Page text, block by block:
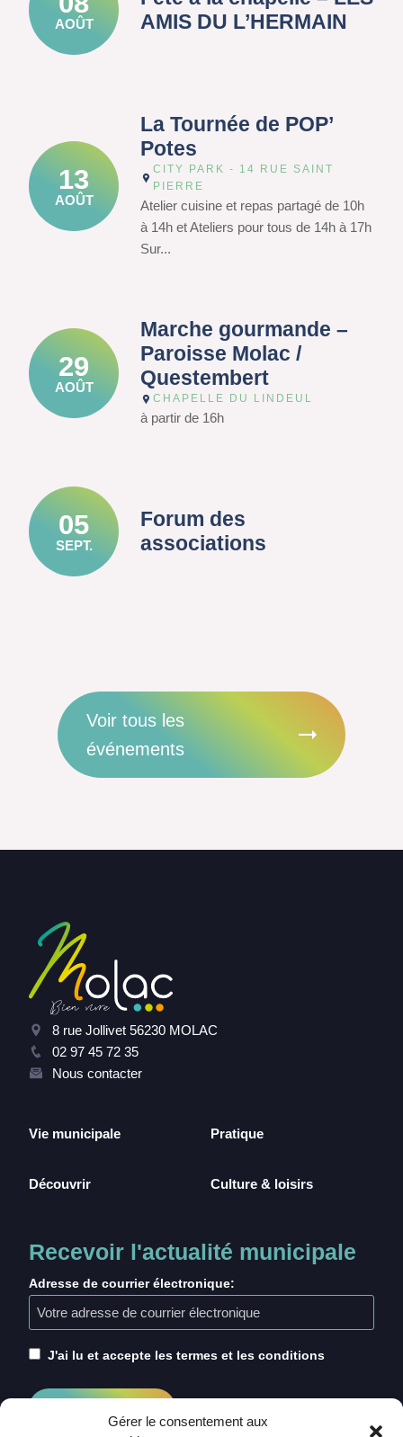
Gérer le consentement aux
AOÛT
AMIS DU L’HERMAIN
13
AOÛT
La Tournée de POP’
Potes
CITY PARK - 14 RUE SAINT
PIERRE
Atelier cuisine et repas partagé de 10h
à 14h et Ateliers pour tous de 14h à 17h
Sur...
29
AOÛT
Marche gourmande –
Paroisse Molac /
Questembert
CHAPELLE DU LINDEUL
à partir de 16h
05
SEPT.
Forum des
associations
Voir tous les
événements
8 rue Jollivet 56230 MOLAC
02 97 45 72 35
Nous contacter
Vie municipale
Découvrir
Pratique
Culture & loisirs
Recevoir l'actualité municipale
Adresse de courrier électronique:
J'ai lu et accepte les termes et les conditions